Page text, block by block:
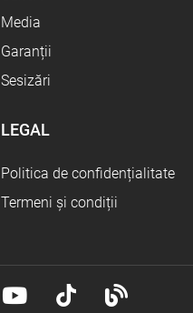
Media
Garanții
Sesizări
LEGAL
Politica de confidențialitate
Termeni și condiții